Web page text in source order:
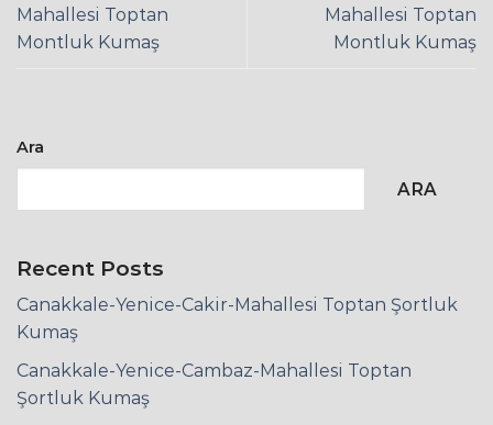
Mahallesi Toptan
Montluk Kumaş
Mahallesi Toptan
Montluk Kumaş
Ara
ARA
Recent Posts
Canakkale-Yenice-Cakir-Mahallesi Toptan Şortluk
Kumaş
Canakkale-Yenice-Cambaz-Mahallesi Toptan
Şortluk Kumaş